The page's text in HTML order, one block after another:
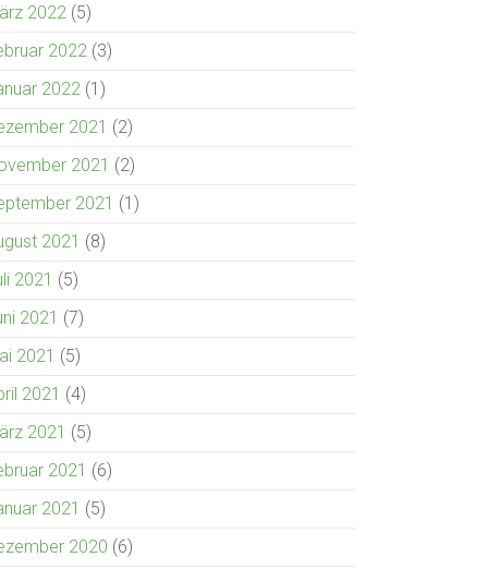
2022 (5)
2022 (3)
2022 (1)
2021 (2)
2021 (2)
2021 (1)
2021 (8)
2021 (5)
2021 (7)
2021 (5)
2021 (4)
2021 (5)
2021 (6)
2021 (5)
2020 (6)